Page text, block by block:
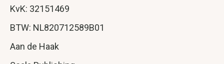
KvK: 32151469
BTW: NL820712589B01
Aan de Haak